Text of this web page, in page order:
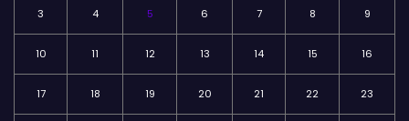
3 4 5 6 7 8 9
10 11 12 13 14 15 16
17 18 19 20 21 22 23